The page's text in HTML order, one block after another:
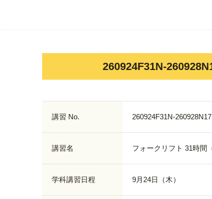
260924F31N-
講習 No. 260924F31N-260928N17
講習名 フォークリフト 31時間
学科講習日程 9月24日（木）